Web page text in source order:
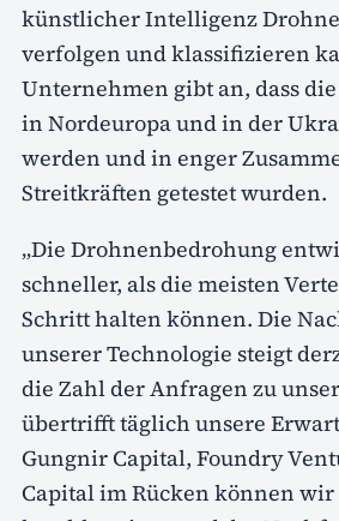
künstlicher Intelligenz
verfolgen und klassifizieren
Unternehmen gibt an, dass
in Nordeuropa und in der
werden und in enger
Streitkräften getestet wurden.
„Die Drohnenbedrohung
schneller, als die meisten
Schritt halten können. Die
unserer Technologie steigt
die Zahl der Anfragen zu
übertrifft täglich unsere
Gungnir Capital, Foundry
Capital im Rücken können